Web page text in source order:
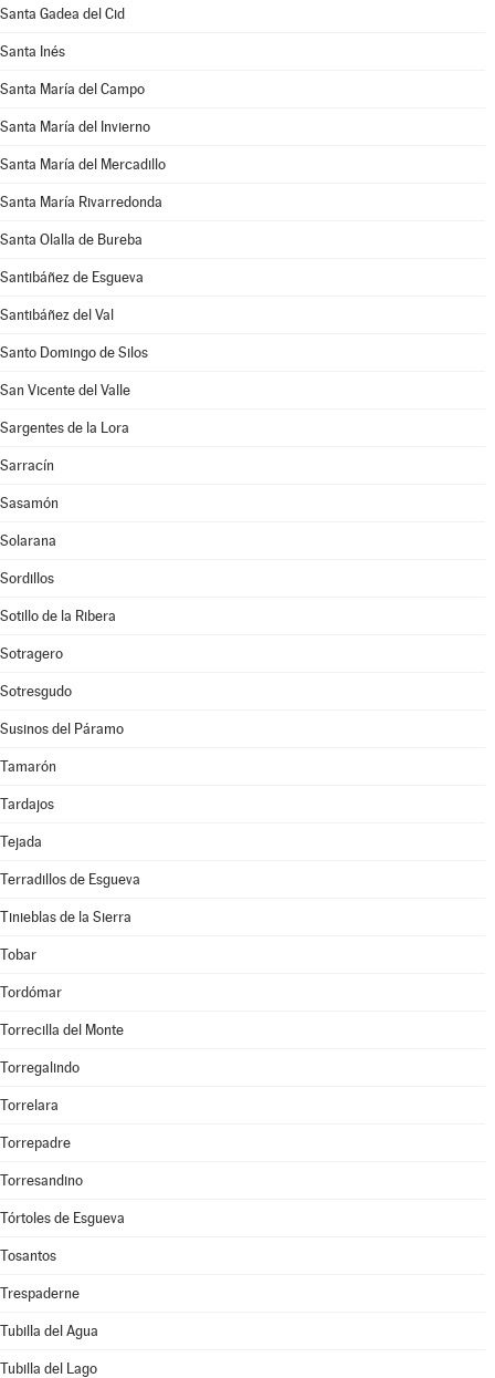
Santa Gadea del Cid
Santa Inés
Santa María del Campo
Santa María del Invierno
Santa María del Mercadillo
Santa María Rivarredonda
Santa Olalla de Bureba
Santibáñez de Esgueva
Santibáñez del Val
Santo Domingo de Silos
San Vicente del Valle
Sargentes de la Lora
Sarracín
Sasamón
Solarana
Sordillos
Sotillo de la Ribera
Sotragero
Sotresgudo
Susinos del Páramo
Tamarón
Tardajos
Tejada
Terradillos de Esgueva
Tinieblas de la Sierra
Tobar
Tordómar
Torrecilla del Monte
Torregalindo
Torrelara
Torrepadre
Torresandino
Tórtoles de Esgueva
Tosantos
Trespaderne
Tubilla del Agua
Tubilla del Lago